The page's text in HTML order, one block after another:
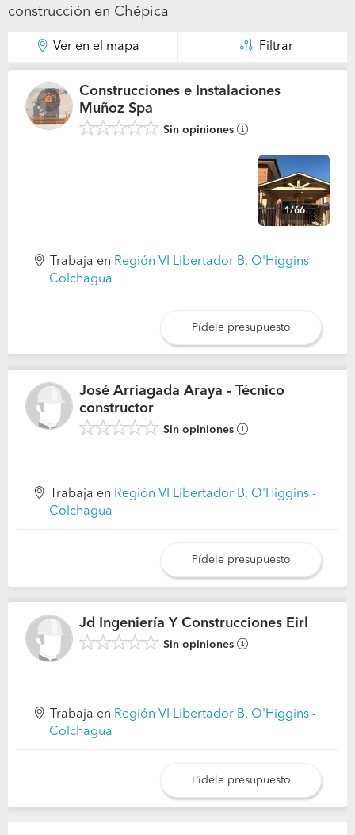
construcción en Chépica
Ver en el mapa Filtrar
Construcciones e Instalaciones
Muñoz Spa
Sin opiniones
1/66
Trabaja en Región VI Libertador B. O'Higgins -
Colchagua
Pídele presupuesto
José Arriagada Araya - Técnico
constructor
Sin opiniones
Trabaja en Región VI Libertador B. O'Higgins -
Colchagua
Pídele presupuesto
Jd Ingeniería Y Construcciones Eirl
Sin opiniones
Trabaja en Región VI Libertador B. O'Higgins -
Colchagua
Pídele presupuesto